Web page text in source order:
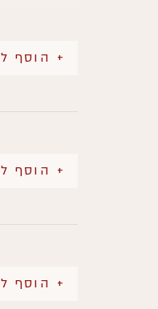
+ הוסף
+ הוסף
+ הוסף